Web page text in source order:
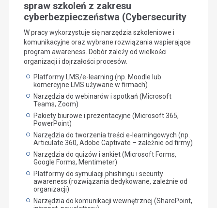
spraw szkoleń z zakresu
cyberbezpieczeństwa (Cybersecurity
W pracy wykorzystuje się narzędzia szkoleniowe i
komunikacyjne oraz wybrane rozwiązania wspierające
program awareness. Dobór zależy od wielkości
organizacji i dojrzałości procesów.
Platformy LMS/e-learning (np. Moodle lub
komercyjne LMS używane w firmach)
Narzędzia do webinarów i spotkań (Microsoft
Teams, Zoom)
Pakiety biurowe i prezentacyjne (Microsoft 365,
PowerPoint)
Narzędzia do tworzenia treści e-learningowych (np.
Articulate 360, Adobe Captivate – zależnie od firmy)
Narzędzia do quizów i ankiet (Microsoft Forms,
Google Forms, Mentimeter)
Platformy do symulacji phishingu i security
awareness (rozwiązania dedykowane, zależnie od
organizacji)
Narzędzia do komunikacji wewnętrznej (SharePoint,